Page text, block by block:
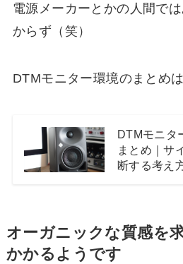
電源メーカーとかの人間で
からず（笑）
DTMモニター環境のまとめ
DTMモニタ
まとめ｜サ
断する考え
オーガニックな質感を
かかるようです